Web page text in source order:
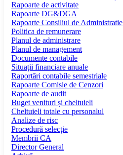
Rapoarte de activitate
Rapoarte DG&DGA
Rapoarte Consiliul de Administratie
Politica de remunerare
Planul de administrare
Planul de management
Documente contabile
Situații financiare anuale
Raportări contabile semestriale
Rapoarte Comisie de Cenzori
Rapoarte de audit
Buget venituri și cheltuieli
Cheltuieli totale cu personalul
Analize de risc
Procedură selecție
Membrii CA
Director General